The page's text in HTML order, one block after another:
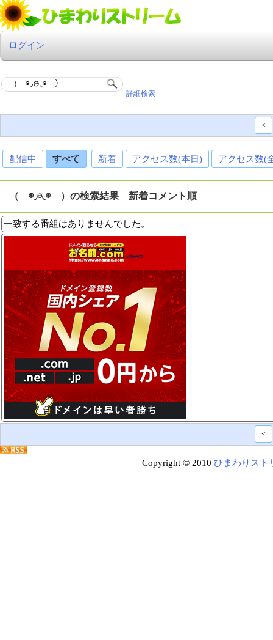
ログイン
詳細検索
<
配信中 すべて 新着 アクセス数(本日) アクセス数(
（ ◉◞⊖◟◉ ）の検索結果 新着コメント順
一致する番組はありませんでした。
<
Copyright © 2010 ひまわりスト